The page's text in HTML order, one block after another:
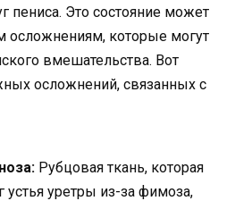
пениса. Это состояние может
осложнениям, которые могут
вмешательства. Вот
осложнений, связанных с
Рубцовая ткань, которая
устья уретры из-за фимоза,